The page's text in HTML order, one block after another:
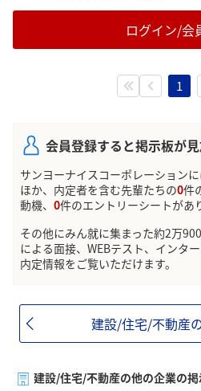
ログイン/会
1
会員登録すると掲示板が見
サンヨーナイスコーポレーション
ほか、内定者を含む先輩たちの0件
動機、 0件のエントリーシートがあ
その他にみん就に集まった約2万
による面接、WEBテスト、インタ
内定情報をご覧いただけます。
建設/住宅/不動産
建設/住宅/不動産の他の企業の